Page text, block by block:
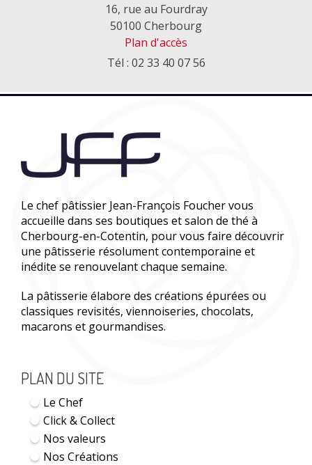
16, rue au Fourdray
50100 Cherbourg
Plan d'accès
Tél : 02 33 40 07 56
Le chef pâtissier Jean-François Foucher vous
accueille dans ses boutiques et salon de thé à
Cherbourg-en-Cotentin, pour vous faire découvrir
une pâtisserie résolument contemporaine et
inédite se renouvelant chaque semaine.
La pâtisserie élabore des créations épurées ou
classiques revisités, viennoiseries, chocolats,
macarons et gourmandises.
PLAN DU SITE
Le Chef
Click & Collect
Nos valeurs
Nos Créations